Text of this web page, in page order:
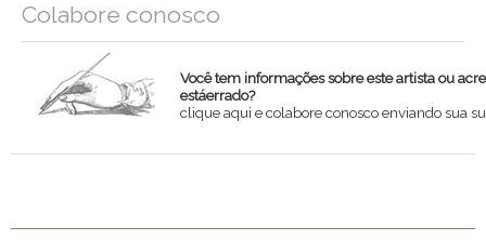
Colabore conosco
Você tem informações sobre este artista ou
estáerrado?
clique aqui e colabore conosco enviando sua